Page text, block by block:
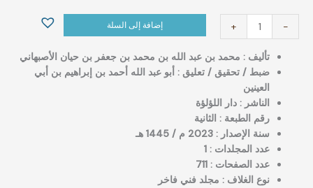
-
+ إضافة إلى السلة
تأليف : ‏محمد بن عبد الله بن محمد بن جعفر بن حيان الأصبهاني
ضبط / تحقيق / تعليق : أبو عبد الله أحمد بن إبراهيم بن أبي
العينين
الناشر : دار اللؤلؤة
رقم الطبعة : الثانية
سنة الإصدار : 2023 م / 1445 هـ
عدد المجلدات : 1
عدد الصفحات : 711
نوع الغلاف : مجلد فني فاخر